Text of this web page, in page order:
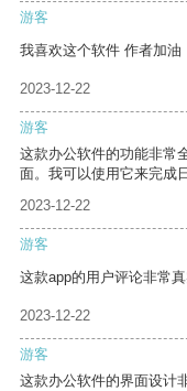
游客
我喜欢这个软件 作者加油
2023-12-22
游客
这款办公软件的功能非常
面。我可以使用它来完成
2023-12-22
游客
这款app的用户评论非常
2023-12-22
游客
这款办公软件的界面设计